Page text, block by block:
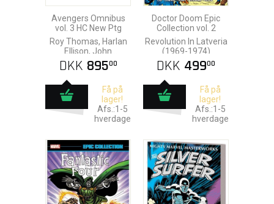
Avengers Omnibus
vol. 3 HC New Ptg
Roy Thomas, Harlan
Ellison, John
Buscema & Alan
Davis
DKK 89500
Få på
lager!
Afs.:1-5
hverdage
Doctor Doom Epic
Collection vol. 2
Revolution In Latveria
(1969-1974)
DKK 49900
Få på
lager!
Afs.:1-5
hverdage